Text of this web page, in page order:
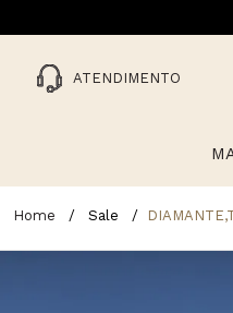
ATENDIMENTO
Sale